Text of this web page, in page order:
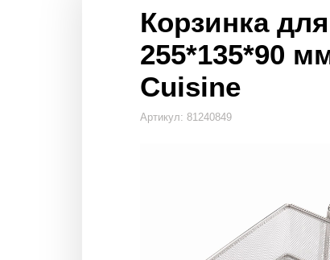
Корзинка
255*135*90
Cuisine
Артикул: 81240849